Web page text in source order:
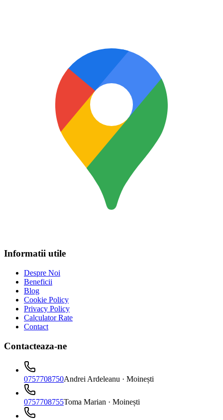
Informatii utile
Despre Noi
Beneficii
Blog
Cookie Policy
Privacy Policy
Calculator Rate
Contact
Contacteaza-ne
0757708750Andrei Ardeleanu · Moinești
0757708755Toma Marian · Moinești